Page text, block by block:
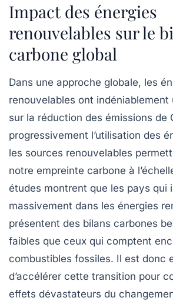
Impact des énergies
renouvelables sur le
carbone global
Dans une approche globale, les
renouvelables ont
sur la réduction des émissions de
progressivement l’utilisation des
les sources renouvelables
notre empreinte carbone à
études montrent que les pays qui
massivement dans les énergies
présentent des bilans carbones
faibles que ceux qui comptent
combustibles fossiles. Il est donc
d’accélérer cette transition pour
effets dévastateurs du